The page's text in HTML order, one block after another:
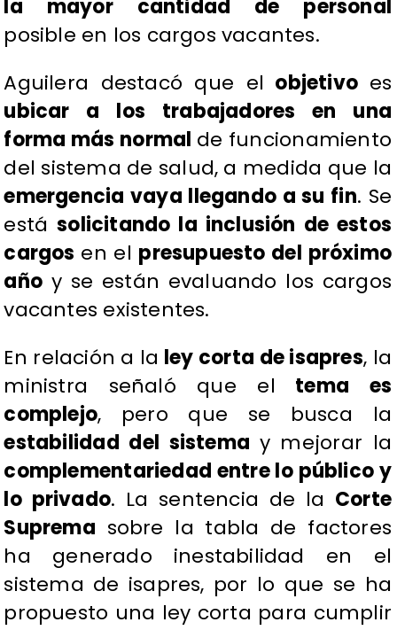
la mayor cantidad de personal
posible en los cargos vacantes.
Aguilera destacó que el objetivo es
ubicar a los trabajadores en una
forma más normal de funcionamiento
del sistema de salud, a medida que la
emergencia vaya llegando a su fin. Se
estásolicitando la inclusión de estos
cargos en el presupuesto del próximo
año y se están evaluando los cargos
vacantes existentes.
En relación a la ley corta de isapres, la
ministra señaló que el tema es
complejo, pero que se busca la
estabilidad del sistema y mejorar la
complementariedad entre lo público y
lo privado. La sentencia de la Corte
Suprema sobre la tabla de factores
ha generado inestabilidad en el
sistema de isapres, por lo que se ha
propuesto una ley corta para cumplir